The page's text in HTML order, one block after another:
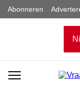
Abonneren